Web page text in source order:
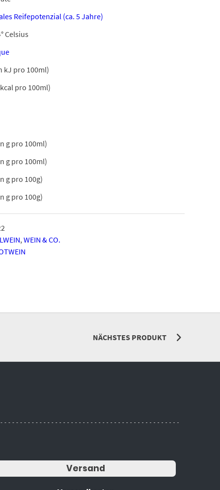
Reifepotenzial (ca. 5 Jahre)
Celsius
kJ pro 100ml)
pro 100ml)
g pro 100ml)
g pro 100ml)
g pro 100g)
g pro 100g)
,WEIN & CO.
NÄCHSTES PRODUKT
Versand